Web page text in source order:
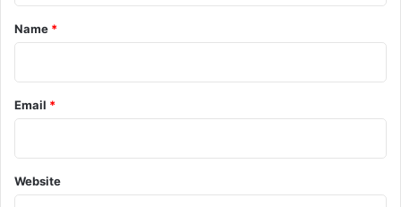
*
Name *
Email *
Website